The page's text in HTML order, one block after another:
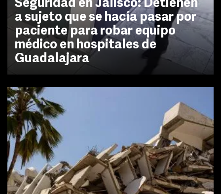
Seguridad en Jalisco: Detienen
a sujeto que se hacía pasar por
paciente para robar equipo
médico en hospitales de
Guadalajara